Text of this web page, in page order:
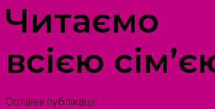
Читаємо
всією
Останні публікації